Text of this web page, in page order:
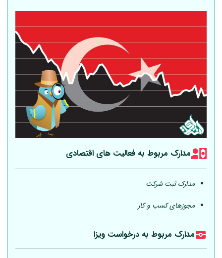
مدارک مربوط به فعالیت های اقتصادی
مدارک ثبت شرکت
مجوزهای کسب و کار
مدارک مربوط به درخواست ویزا